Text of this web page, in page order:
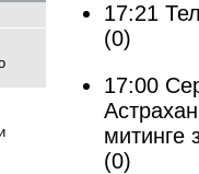
17:21
(0)
17:00
митинге
(0)